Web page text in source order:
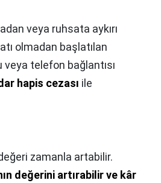
veya ruhsata aykırı
olmadan başlatılan
telefon bağlantısı
hapis cezası ile
zamanla artabilir.
değerini artırabilir ve kâr